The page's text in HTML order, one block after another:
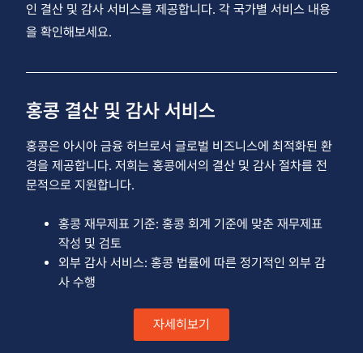
인 결산 및 감사 서비스를 제공합니다. 각 국가별 서비스 내용
을 확인해보세요.
홍콩 결산 및 감사 서비스
홍콩은 아시아 금융 허브로서 글로벌 비즈니스에 최적화된 환
경을 제공합니다. 저희는 홍콩에서의 결산 및 감사 절차를 전
문적으로 지원합니다.
홍콩 재무제표 기준: 홍콩 회계 기준에 맞춘 재무제표
작성 및 검토
외부 감사 서비스: 홍콩 법률에 따른 정기적인 외부 감
사 수행
자세히보기